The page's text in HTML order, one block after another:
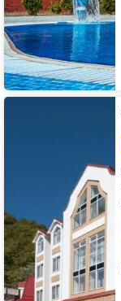
Гостевой